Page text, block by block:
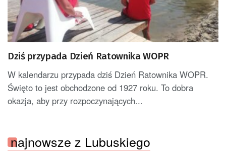
Dziś przypada Dzień Ratownika WOPR
W kalendarzu przypada dziś Dzień Ratownika WOPR.
Święto to jest obchodzone od 1927 roku. To dobra
okazja, aby przy rozpoczynających...
najnowsze z Lubuskiego